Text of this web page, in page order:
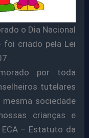
o Dia Nacional
foi criado pela Lei
por toda
tutelares
sociedade
crianças e
– Estatuto da